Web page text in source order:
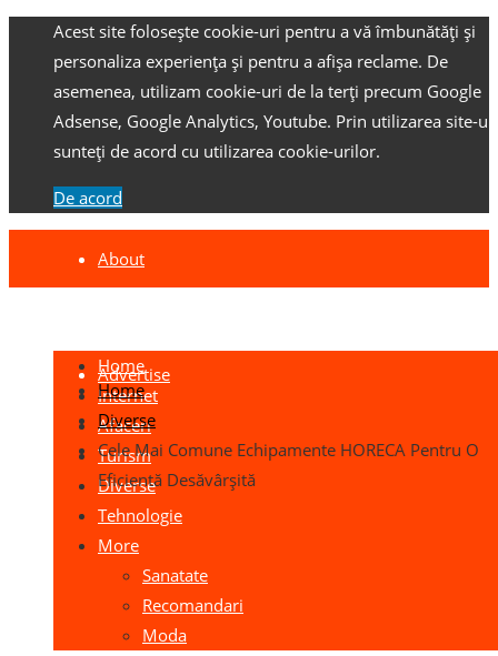
Acest site folosește cookie-uri pentru a vă îmbunătăți și
personaliza experiența și pentru a afișa reclame. De
asemenea, utilizam cookie-uri de la terți precum Google
Adsense, Google Analytics, Youtube. Prin utilizarea site-
sunteți de acord cu utilizarea cookie-urilor.
De acord
About
Advertise
Home
Internet
Afaceri
Turism
Diverse
Tehnologie
More
Sanatate
Recomandari
Moda
Home
Diverse
Cele Mai Comune Echipamente HORECA Pentru O
Eficientă Desăvârșită